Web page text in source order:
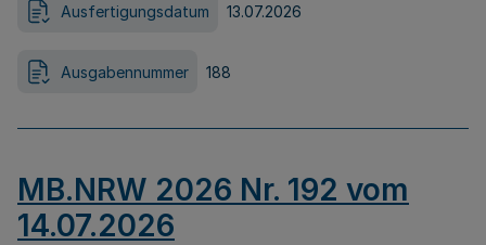
Ausfertigungsdatum 13.07.2026
Ausgabennummer 188
MB.NRW 2026 Nr. 192 vom
14.07.2026